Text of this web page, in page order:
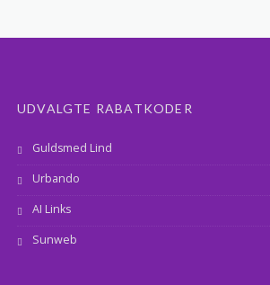
UDVALGTE RABATKODER
Guldsmed Lind
Urbando
AI Links
Sunweb